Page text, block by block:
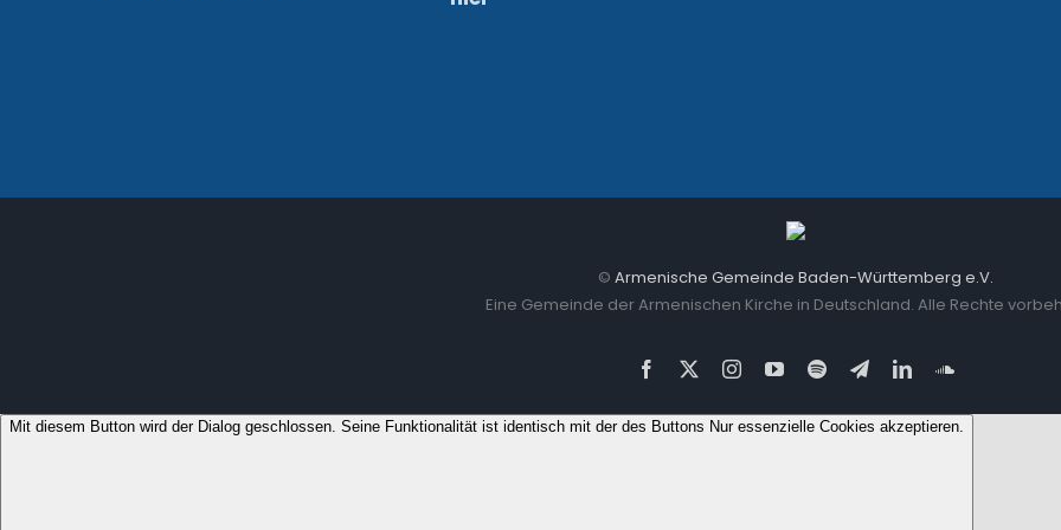
© Armenische Gemeinde Baden-Württemberg e.V.
Eine Gemeinde der Armenischen Kirche in Deutschland. Alle Rechte
Facebook InstagramYouTube
SpotifyTelegramLinkedInSoundCloud
Mit diesem Button wird der Dialog geschlossen. Seine Funktionalität ist identisch mit der des Buttons Nur essenzielle Cookies akzeptieren.